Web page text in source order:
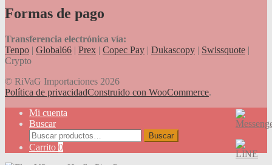
Formas de pago
Transferencia electrónica vía:
Tenpo | Global66 | Prex | Copec Pay | Dukascopy | Swissquote |
Crypto
© RiVaG Importaciones 2026
Política de privacidadConstruido con WooCommerce.
Mi cuenta
Buscar
Buscar
por:
Buscar
Carrito 0